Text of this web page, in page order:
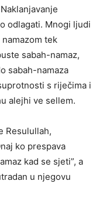
odlagati. Mnogi ljudi
tek
sabah-namaz,
sabah-namaza
s riječima i
alejhi ve sellem.
Resulullah,
ko prespava
kad se sjeti”, a
u njegovu